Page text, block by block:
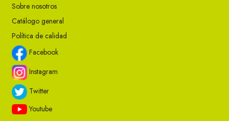
Sobre nosotros
Catálogo general
Política de calidad
Facebook
Instagram
Twitter
Youtube